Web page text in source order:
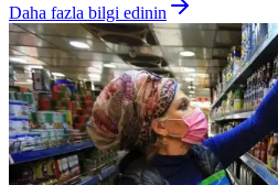
Daha fazla bilgi edinin